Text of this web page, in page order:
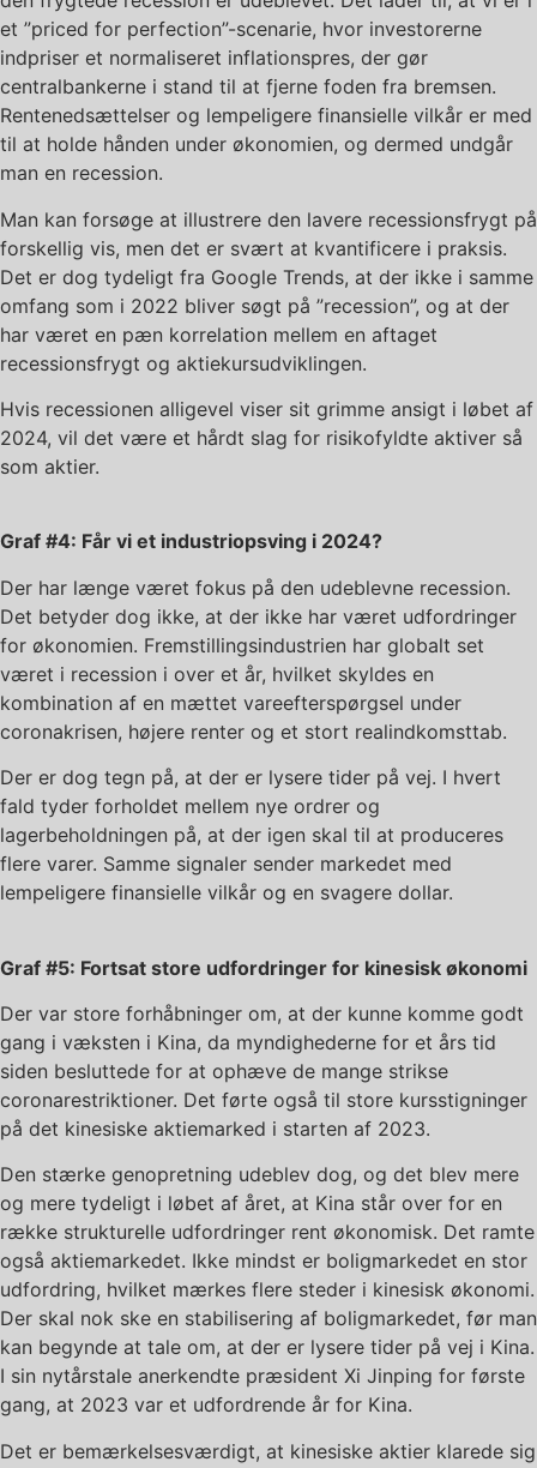
et ”priced for perfection”-scenarie, hvor investorerne
indpriser et normaliseret inflationspres, der gør
centralbankerne i stand til at fjerne foden fra bremsen.
Rentenedsættelser og lempeligere finansielle vilkår er med
til at holde hånden under økonomien, og dermed undgår
man en recession.
Man kan forsøge at illustrere den lavere recessionsfrygt på
forskellig vis, men det er svært at kvantificere i praksis.
Det er dog tydeligt fra Google Trends, at der ikke i samme
omfang som i 2022 bliver søgt på ”recession”, og at der
har været en pæn korrelation mellem en aftaget
recessionsfrygt og aktiekursudviklingen.
Hvis recessionen alligevel viser sit grimme ansigt i løbet af
2024, vil det være et hårdt slag for risikofyldte aktiver så
som aktier.
Graf #4: Får vi et industriopsving i 2024?
Der har længe været fokus på den udeblevne recession.
Det betyder dog ikke, at der ikke har været udfordringer
for økonomien. Fremstillingsindustrien har globalt set
været i recession i over et år, hvilket skyldes en
kombination af en mættet vareefterspørgsel under
coronakrisen, højere renter og et stort realindkomsttab.
Der er dog tegn på, at der er lysere tider på vej. I hvert
fald tyder forholdet mellem nye ordrer og
lagerbeholdningen på, at der igen skal til at produceres
flere varer. Samme signaler sender markedet med
lempeligere finansielle vilkår og en svagere dollar.
Graf #5: Fortsat store udfordringer for kinesisk økonomi
Der var store forhåbninger om, at der kunne komme godt
gang i væksten i Kina, da myndighederne for et års tid
siden besluttede for at ophæve de mange strikse
coronarestriktioner. Det førte også til store kursstigninger
på det kinesiske aktiemarked i starten af 2023.
Den stærke genopretning udeblev dog, og det blev mere
og mere tydeligt i løbet af året, at Kina står over for en
række strukturelle udfordringer rent økonomisk. Det ramte
også aktiemarkedet. Ikke mindst er boligmarkedet en stor
udfordring, hvilket mærkes flere steder i kinesisk økonomi.
Der skal nok ske en stabilisering af boligmarkedet, før man
kan begynde at tale om, at der er lysere tider på vej i Kina.
I sin nytårstale anerkendte præsident Xi Jinping for første
gang, at 2023 var et udfordrende år for Kina.
Det er bemærkelsesværdigt, at kinesiske aktier klarede sig